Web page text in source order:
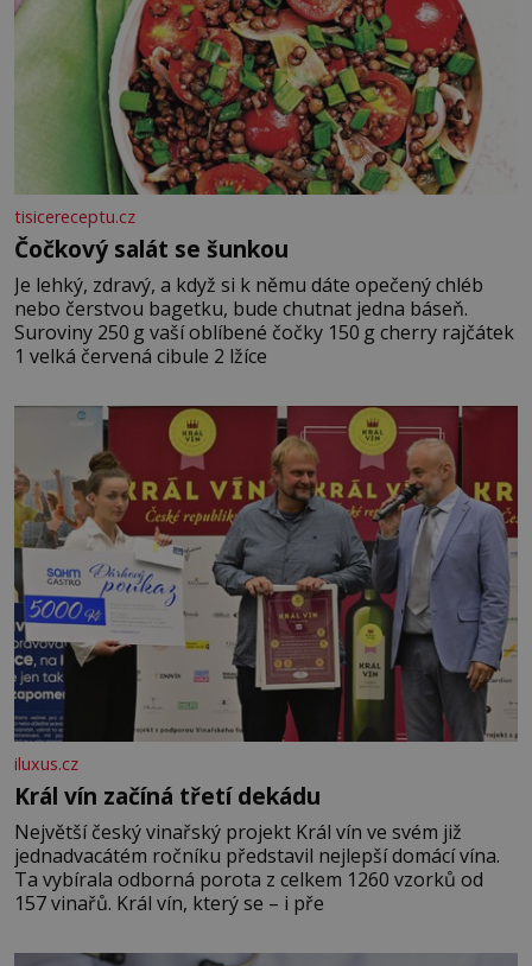
tisicereceptu.cz
Čočkový salát se šunkou
Je lehký, zdravý, a když si k němu dáte opečený chléb
nebo čerstvou bagetku, bude chutnat jedna báseň.
Suroviny 250 g vaší oblíbené čočky 150 g cherry rajčátek
1 velká červená cibule 2 lžíce
iluxus.cz
Král vín začíná třetí dekádu
Největší český vinařský projekt Král vín ve svém již
jednadvacátém ročníku představil nejlepší domácí vína.
Ta vybírala odborná porota z celkem 1260 vzorků od
157 vinařů. Král vín, který se – i pře